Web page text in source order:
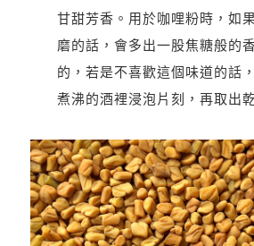
甘甜芳香。用於咖哩粉時，如
磨的話，會多出一股焦糖般的
的，若是不喜歡這個味道的話
煮沸的酒裡浸泡片刻，再取出